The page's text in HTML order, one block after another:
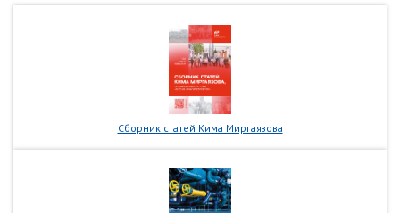
Сборник статей Кима Миргаязова